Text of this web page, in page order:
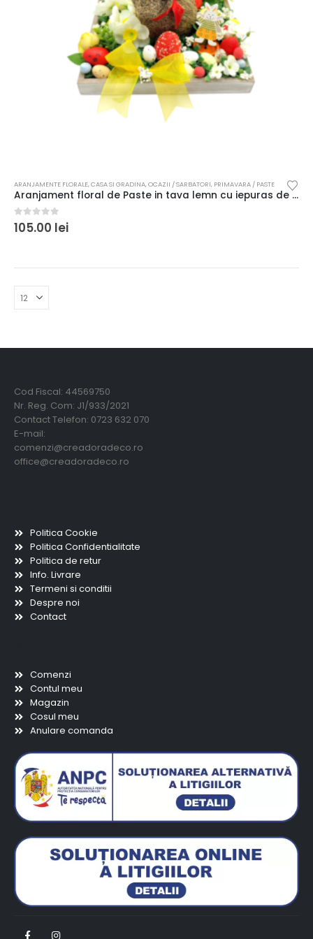
ARANJAMENTE FLORALE,CASA SI GRADINA,OCAZII / SARBATORI, PRIMAVARA / PASTE
Aranjament floral de Paste in tava lemn cu iepuras de paie
0out of 5
105.00 lei
Cod Fiscal: 44569750
Nr. Reg. Com: J1/933/2021
Contact Telefon: 0723 632 070
E-mail:
comenzi@creadoradeco.ro
office@creadoradeco.ro
Politica Cookie
Politica Confidentialitate
Politica de retur
Info. Livrare
Termeni si conditii
Despre noi
Contact
Comenzi
Contul meu
Magazin
Cosul meu
Anulare comanda